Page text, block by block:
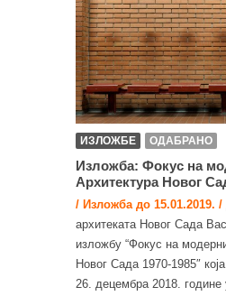
ИЗЛОЖБЕ ОДАБРАНО
Изложба: Фокус на
Архитектура Новог
/ Изложба до 15.01.2019. /
архитеката Новог Сада
изложбу “Фокус на
Новог Сада 1970-1985″
26. децембра 2018. године